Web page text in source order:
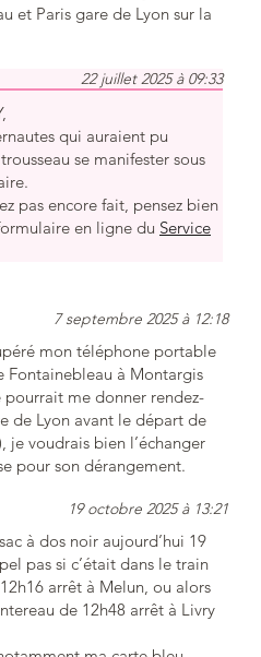
et Paris gare de Lyon sur la
22 juillet 2025 à 09:33
qui auraient pu
se manifester sous
pas encore fait, pensez bien
en ligne du Service
7 septembre 2025 à 12:18
mon téléphone portable
Fontainebleau à Montargis
me donner rendez-
de Lyon avant le départ de
je voudrais bien l’échanger
pour son dérangement.
19 octobre 2025 à 13:21
à dos noir aujourd’hui 19
pas si c’était dans le train
arrêt à Melun, ou alors
de 12h48 arrêt à Livry